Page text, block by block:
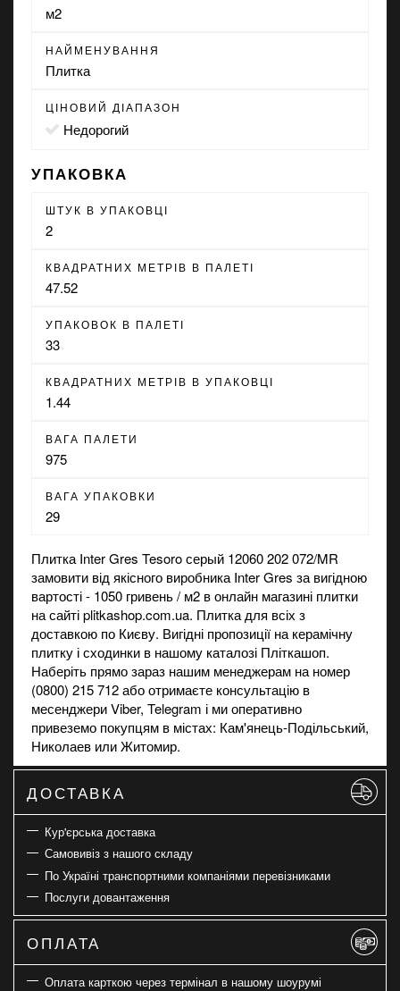
м2
НАЙМЕНУВАННЯ
Плитка
ЦІНОВИЙ ДІАПАЗОН
Недорогий
УПАКОВКА
ШТУК В УПАКОВЦІ
2
КВАДРАТНИХ МЕТРІВ В ПАЛЕТІ
47.52
УПАКОВОК В ПАЛЕТІ
33
КВАДРАТНИХ МЕТРІВ В УПАКОВЦІ
1.44
ВАГА ПАЛЕТИ
975
ВАГА УПАКОВКИ
29
Плитка Inter Gres Tesoro серый 12060 202 072/MR
замовити від якісного виробника Inter Gres за вигідною
вартості - 1050 гривень / м2 вонлайн магазині плитки
на сайті plitkashop.com.ua. Плитка для всіх з
доставкою по Києву. Вигідні пропозиції на керамічну
плитку ісходинки в нашому каталозі Пліткашоп.
Наберіть прямо зараз нашим менеджерам на номер
(0800) 215 712 або отримаєте консультацію в
месенджери Viber, Telegram і ми оперативно
привеземо покупцям в містах: Кам'янець-Подільський,
Николаев или Житомир.
ДОСТАВКА
Кур'єрська доставка
Самовивіз з нашого складу
По Україні транспортними компаніями перевізниками
Послуги довантаження
ОПЛАТА
Оплата карткою через термінал в нашому шоурумі